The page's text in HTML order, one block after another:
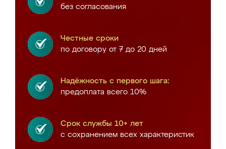
без согласования
Честные сроки
по договору от 7 до 20 дней
Надёжность с первого шага:
предоплата всего 10%
Срок службы 10+ лет
с сохранением всех характеристик